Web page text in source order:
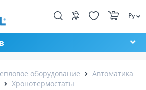
Ру
оборудование
Автоматика
Хронотермостаты